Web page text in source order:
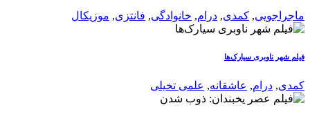
ماجراجویی, کمدی, درام, خانوادگی, فانتزی, موزیکال
فیلم شهر ناوبری سیارک‌ها
کمدی, درام, عاشقانه, علمی تخیلی